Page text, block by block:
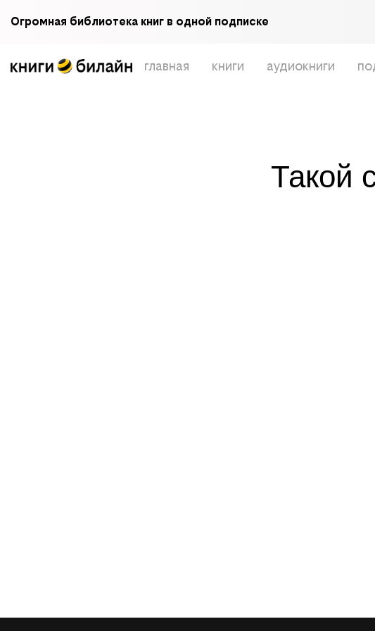
Огромная библиотека книг в одной подписке
главная книги аудиокниги
Такой